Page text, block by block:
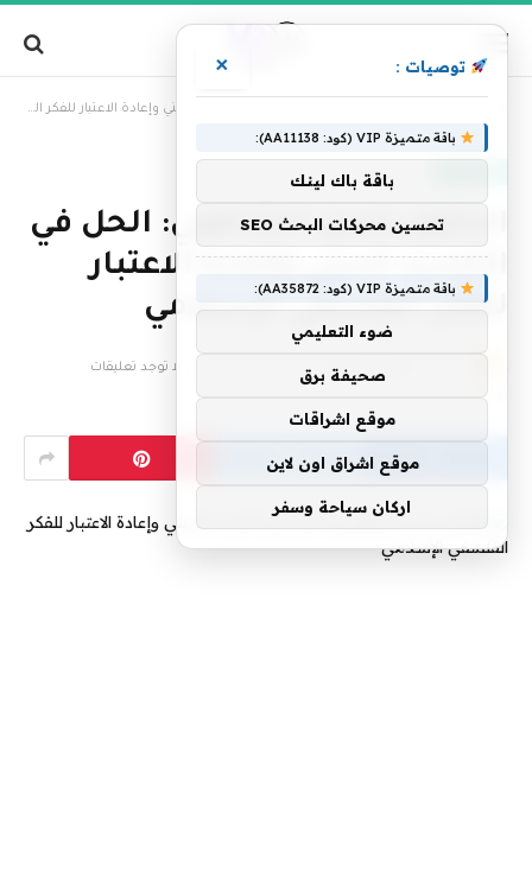
الدكتور حسن الشافعي: الحل في التجديد الديني وإعادة الاعتبار للفكر الفلسفي الإسلامي
الدكتور حسن الشافعي: الحل في
التجديد الديني وإعادة الاعتبار
للفكر الفلسفي الإسلامي
فريق التحرير 25 مارس، 2025 لا توجد تعليقات
10 دقائق
توصيات : ×
باقة متميزة VIP (كود: AA11138):
باقة باك لينك
تحسين محركات البحث SEO
باقة متميزة VIP (كود: AA35872):
ضوء التعليمي
صحيفة برق
موقع اشراقات
موقع اشراق اون لاين
اركان سياحة وسفر